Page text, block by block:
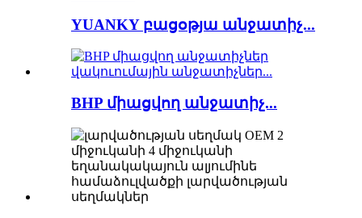
YUANKY բացօթյա անջատիչ...
BHP միացվող անջատիչ...